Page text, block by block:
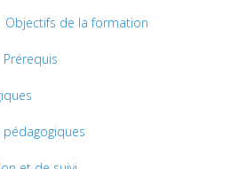
Objectifs de la formation
Prérequis